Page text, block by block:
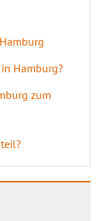
Hamburg?
zum